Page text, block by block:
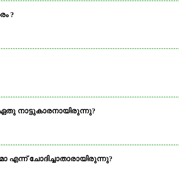
?
നാട്ടുകാരനായിരുന്നു?
ചോദിച്ചാതാരായിരുന്നു?